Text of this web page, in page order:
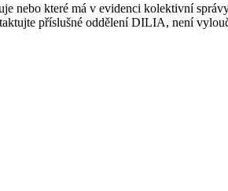
nebo které má v evidenci kolektivní
příslušné oddělení DILIA, není